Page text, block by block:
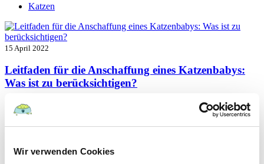
Wir verwenden Cookies
Katzen
15 April 2022
Leitfaden für die Anschaffung eines Katzenbabys:
Was ist zu berücksichtigen?
Katzen